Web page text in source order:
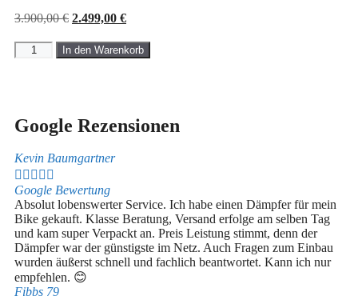
3.900,00€ 2.499,00 €
In den Warenkorb
Google Rezensionen
Kevin Baumgartner
    
Google Bewertung
Absolut lobenswerter Service. Ich habe einen Dämpfer für mein
Bike gekauft. Klasse Beratung, Versand erfolge am selben Tag
und kam super Verpackt an. Preis Leistung stimmt, denn der
Dämpfer war der günstigste im Netz. Auch Fragen zum Einbau
wurden äußerst schnell und fachlich beantwortet. Kann ich nur
empfehlen. 😊
Fibbs 79